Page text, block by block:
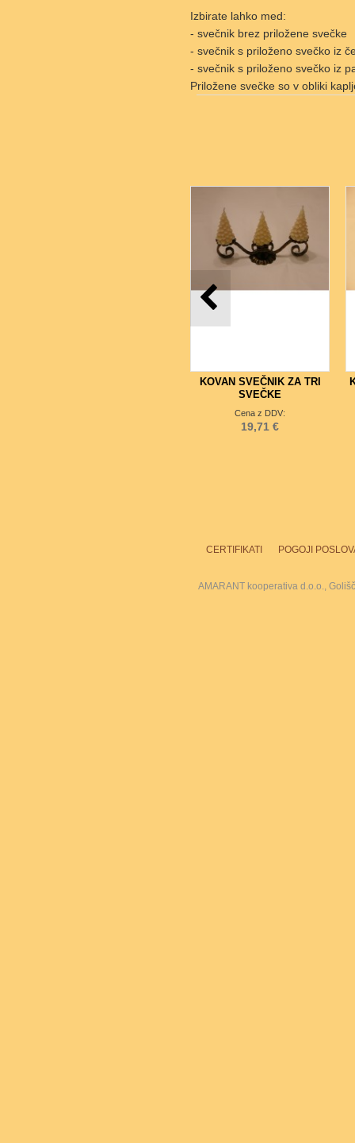
Izbirate lahko med:
- svečnik brez priložene svečke
- svečnik s priloženo svečko iz
- svečnik s priloženo svečko iz
Priložene svečke so v obliki
KOVAN SVEČNIK ZA TRI
SVEČKE
Cena z DDV:
19,71 €
CERTIFIKATI POGOJI
AMARANT kooperativa d.o.o.,